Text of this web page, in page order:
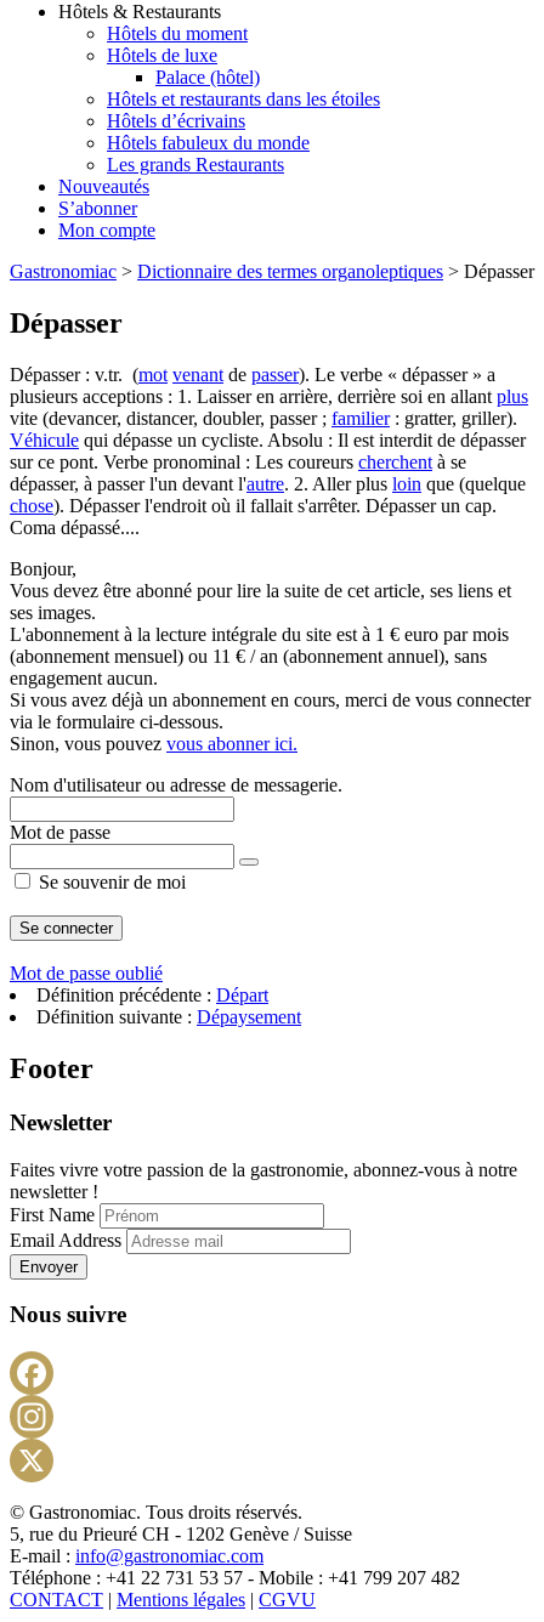
Hôtels & Restaurants
Hôtels du moment
Hôtels de luxe
Palace (hôtel)
Hôtels et restaurants dans les étoiles
Hôtels d’écrivains
Hôtels fabuleux du monde
Les grands Restaurants
Nouveautés
S’abonner
Mon compte
Gastronomiac > Dictionnaire des termes organoleptiques > Dépasser
Dépasser
Dépasser : v.tr. (mot venant de passer). Le verbe « dépasser » a
plusieurs acceptions : 1. Laisser en arrière, derrière soi en allant plus
vite (devancer, distancer, doubler, passer ; familier: gratter, griller).
Véhicule qui dépasse un cycliste. Absolu : Il est interdit de dépasser
sur ce pont. Verbe pronominal : Les coureurs cherchent à se
dépasser, à passer l'un devant l'autre. 2. Aller plus loin que (quelque
chose). Dépasser l'endroit où il fallait s'arrêter. Dépasser un cap.
Coma dépassé....
Bonjour,
Vous devez être abonné pour lire la suite de cet article, ses liens et
ses images.
L'abonnement à la lecture intégrale du site est à 1 € euro par mois
(abonnement mensuel) ou 11 € / an (abonnement annuel), sans
engagement aucun.
Si vous avez déjà un abonnement en cours, merci de vous connecter
via le formulaire ci-dessous.
Sinon, vous pouvez vous abonner ici.
Nom d'utilisateur ou adresse de messagerie.
Mot de passe
Se souvenir de moi
Mot de passe oublié
Définition précédente : Départ
Définition suivante : Dépaysement
Footer
Newsletter
Faites vivre votre passion de la gastronomie, abonnez-vous à notre
newsletter !
First Name
Email Address
Envoyer
Nous suivre
X
© Gastronomiac. Tous droits réservés.
5, rue du Prieuré CH - 1202 Genève / Suisse
E-mail : info@gastronomiac.com
Téléphone : +41 22 731 53 57 - Mobile : +41 799 207 482
CONTACT | Mentions légales | CGVU